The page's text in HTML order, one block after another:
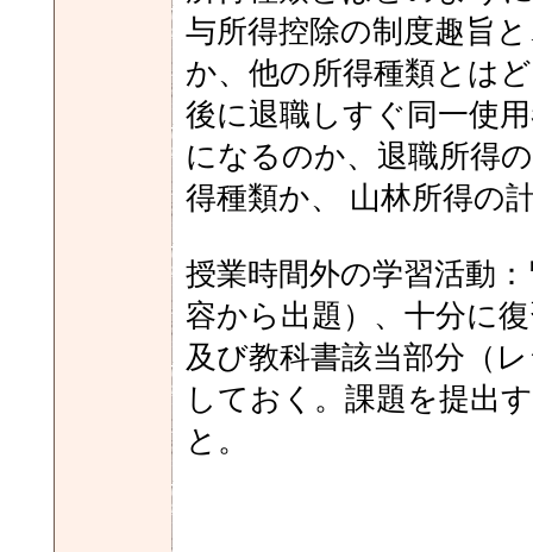
与所得控除の制度趣旨
か、他の所得種類とは
後に退職しすぐ同一使
になるのか、退職所得
得種類か、 山林所得の
授業時間外の学習活動
容から出題）、十分に
及び教科書該当部分（
しておく。課題を提出
と。